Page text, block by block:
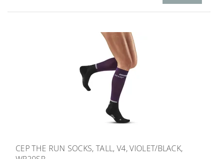
CEP THE RUN SOCKS, TALL, V4, VIOLET/BLACK,